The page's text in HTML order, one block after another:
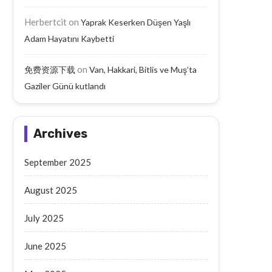
Herbertciton Yaprak Keserken Düşen Yaşlı
Adam Hayatını Kaybetti
免费资源下载 on Van, Hakkari, Bitlis ve Muş’ta
Gaziler Günü kutlandı
Archives
September 2025
August 2025
July 2025
June 2025